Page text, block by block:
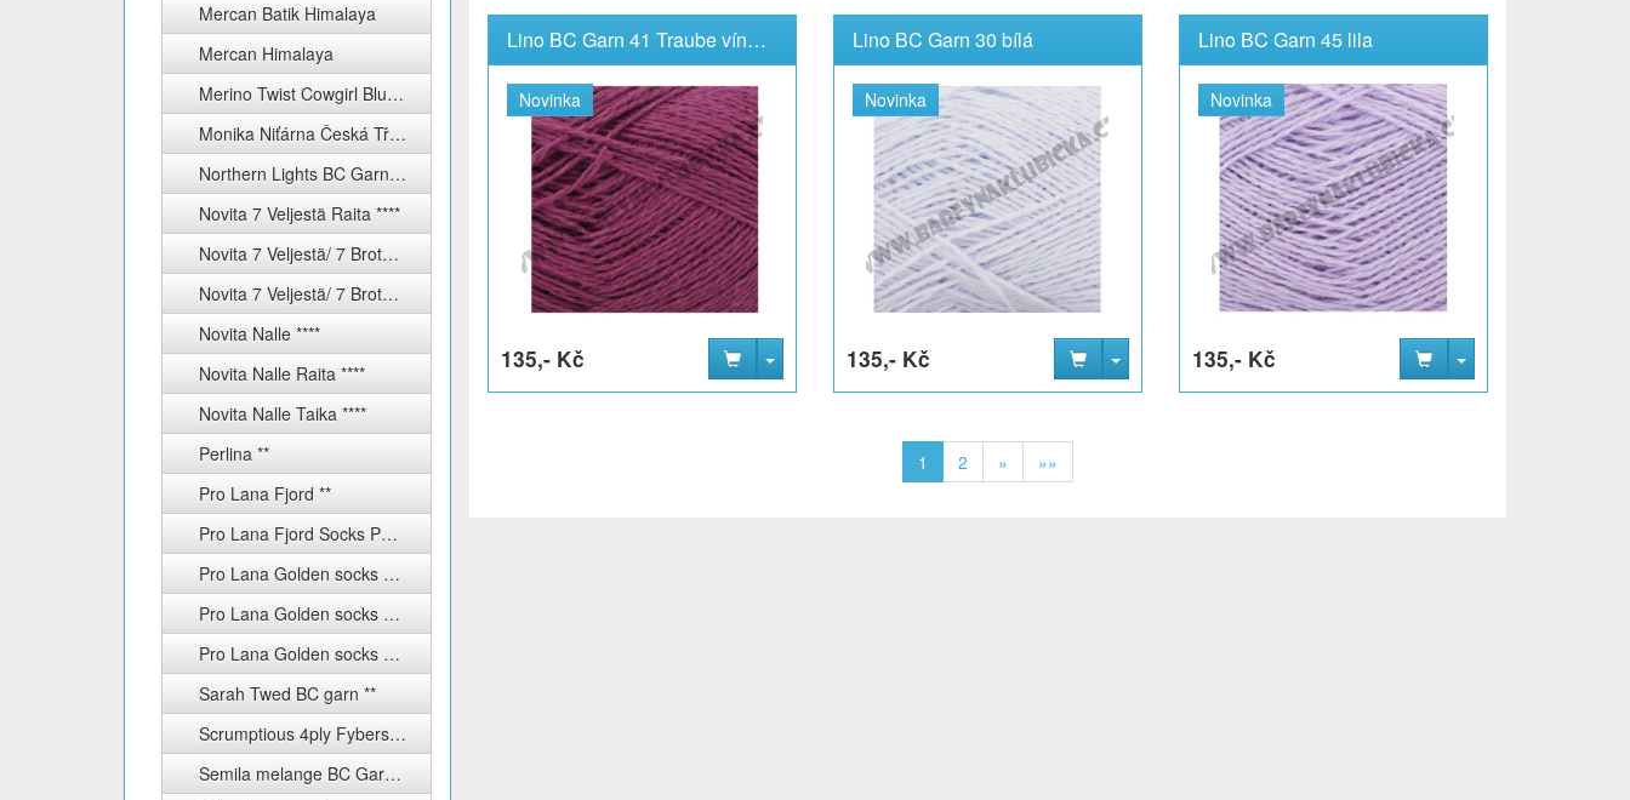
Mercan Batik Himalaya
Mercan Himalaya
Merino Twist Cowgirl Blues ****
Monika Niťárna Česká Třebová
Northern Lights BC Garn ***
Novita 7 Veljestä Raita ****
Novita 7 Veljestä/ 7 Brothers ****
Novita 7 Veljestä/ 7 Brothers Nummi ***
Novita Nalle ****
Novita Nalle Raita ****
Novita Nalle Taika ****
Perlina **
Pro Lana Fjord **
Pro Lana Fjord Socks Puzzle ***
Pro Lana Golden socks color ***
Pro Lana Golden socks silk ****
Pro Lana Golden socks uni 4-fach ****
Sarah Twed BC garn **
Scrumptious 4ply Fyberspates
Semila melange BC Garn ***
Lino BC Garn 41 Traube vínová
Novinka
135,- Kč
Lino BC Garn 30 bílá
Novinka
135,- Kč
Lino BC Garn 45 lila
Novinka
135,- Kč
1 2 » »»